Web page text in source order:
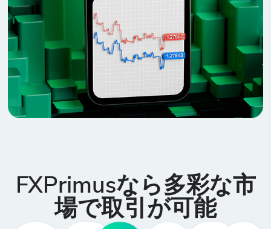
FXPrimusなら多彩な市
場で取引が可能